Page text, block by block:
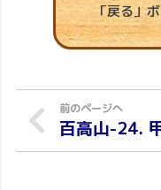
「戻る」
百高山-24.